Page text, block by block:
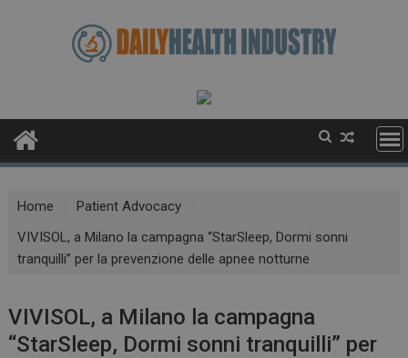
Home
Patient Advocacy
VIVISOL, a Milano la campagna “StarSleep, Dormi sonni
tranquilli” per la prevenzione delle apnee notturne
VIVISOL, a Milano la campagna
“StarSleep, Dormi sonni tranquilli” per